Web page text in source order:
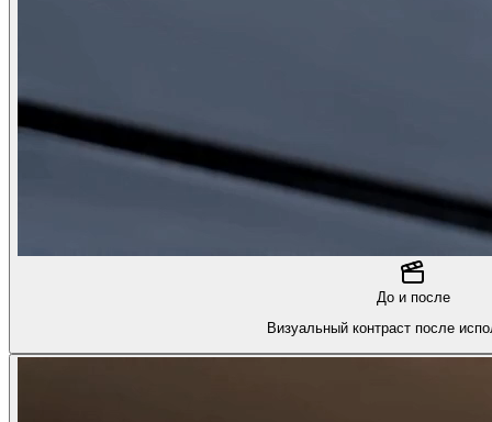
До и после
Визуальный контраст после